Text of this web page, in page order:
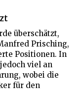
überschätzt,
Prisching,
Positionen. In
viel an
wobei die
für den